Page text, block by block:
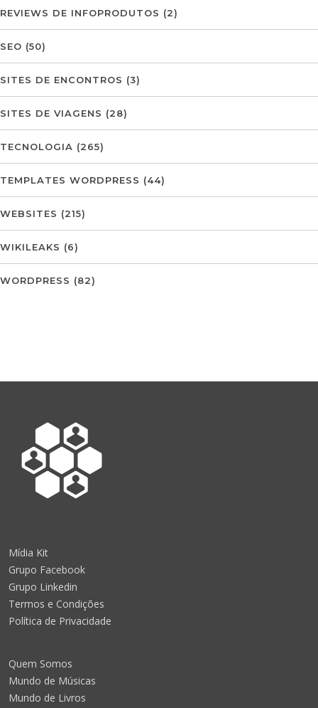
REVIEWS DE INFOPRODUTOS (2)
SEO (50)
SITES DE ENCONTROS (3)
SITES DE VIAGENS (28)
TECNOLOGIA (265)
TEMPLATES WORDPRESS (44)
WEBSITES (215)
WIKILEAKS (6)
WORDPRESS (82)
Mídia Kit
Grupo Facebook
Grupo Linkedin
Termos e Condições
Política de Privacidade
Quem Somos
Mundo de Músicas
Mundo de Livros